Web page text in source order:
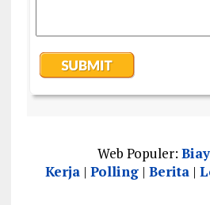
Web Populer:
Kerja |Polling |Berita |